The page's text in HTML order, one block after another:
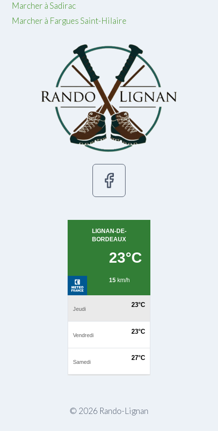
Marcher à Sadirac
Marcher à Fargues Saint-Hilaire
© 2026 Rando-Lignan